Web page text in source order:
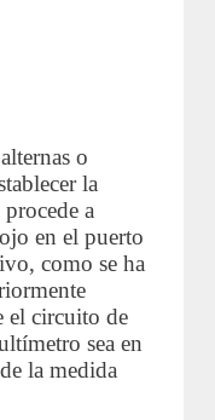
o
la
a
en el puerto
como se ha
el circuito de
sea en
la medida